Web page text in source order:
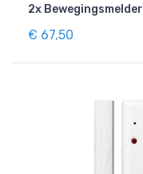
2x Bewegingsmelder
€ 67,50